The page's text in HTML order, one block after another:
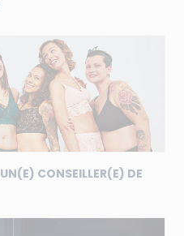
CONSEILLER(E) DE